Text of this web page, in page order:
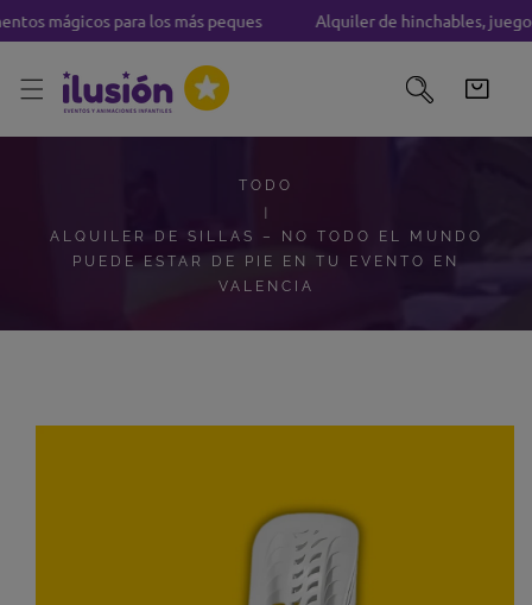
AL CONTENIDO
mágicos para los más peques Alquiler de hinchables,
TODO
ALQUILER DE SILLAS – NO TODO EL MUNDO
PUEDE ESTAR DE PIE EN TU EVENTO EN
VALENCIA